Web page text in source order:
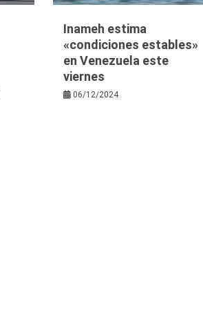
Inameh estima
«condiciones estables»
en Venezuela este
viernes
06/12/2024